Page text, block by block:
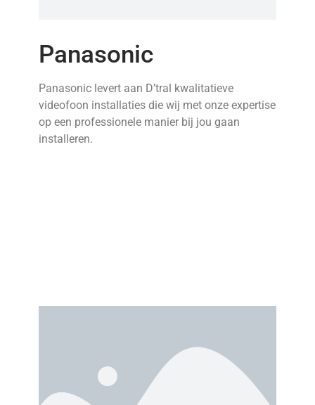
Panasonic
Panasonic levert aan D’tral kwalitatieve
videofoon installaties die wij met onze expertise
op een professionele manier bij jou gaan
installeren.